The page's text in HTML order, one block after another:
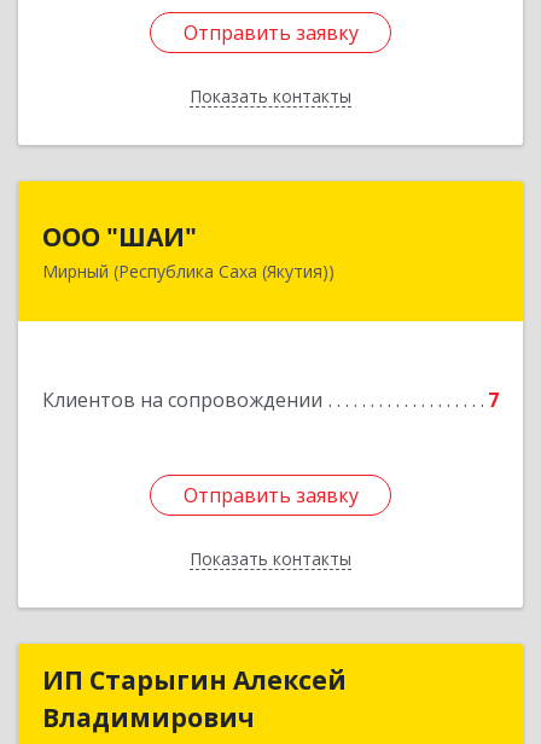
Отправить заявку
Показать контакты
Отправить заявку
Назад
ООО "ШАИ"
Мирный (Республика Саха (Якутия))
Клиентов на сопровождении 7
Отправить заявку
Показать контакты
678175, Республика Саха (Якутия), у.
Подробнее
Отправить заявку
Назад
ИП Старыгин Алексей
Владимирович
ИП Старыгин Алексей